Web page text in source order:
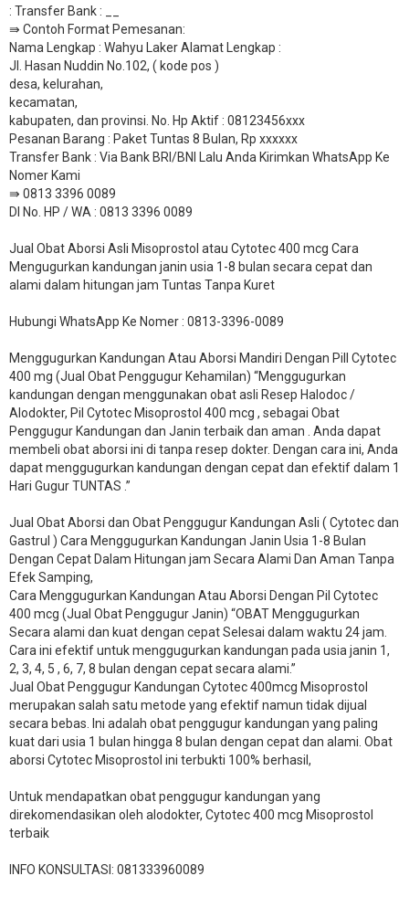
: Transfer Bank : __
​⇛ Contoh Format Pemesanan:
Nama Lengkap : Wahyu Laker Alamat Lengkap :
Jl. Hasan Nuddin No.102, ( kode pos )
desa, kelurahan,
kecamatan,
kabupaten, dan provinsi. No. Hp Aktif : 08123456xxx
Pesanan Barang : Paket Tuntas 8 Bulan, Rp xxxxxx
​Transfer Bank : Via Bank BRI/BNI Lalu Anda Kirimkan WhatsApp Ke
Nomer Kami
⇛ 0813 3396 0089
DI No. HP / WA : 0813 3396 0089
Jual Obat Aborsi Asli Misoprostol atau Cytotec 400 mcg Cara
Mengugurkan kandungan janin usia 1-8 bulan secara cepat dan
alami dalam hitungan jam Tuntas Tanpa Kuret
Hubungi WhatsApp Ke Nomer : 0813-3396-0089​
Menggugurkan Kandungan Atau Aborsi Mandiri Dengan Pill Cytotec
400 mg (Jual Obat Penggugur Kehamilan) “Menggugurkan
kandungan dengan menggunakan obat asli Resep Halodoc /
Alodokter, Pil Cytotec Misoprostol 400 mcg , sebagai Obat
Penggugur Kandungan dan Janin terbaik dan aman . Anda dapat
membeli obat aborsi ini di tanpa resep dokter. Dengan cara ini, Anda
dapat menggugurkan kandungan dengan cepat dan efektif dalam 1
Hari Gugur TUNTAS .”
Jual Obat Aborsi dan Obat Penggugur Kandungan Asli ( Cytotec dan
Gastrul ) Cara Menggugurkan Kandungan Janin Usia 1-8 Bulan
Dengan Cepat Dalam Hitungan jam Secara Alami Dan Aman Tanpa
Efek Samping,
Cara Menggugurkan Kandungan Atau Aborsi Dengan Pil Cytotec
400 mcg (Jual Obat Penggugur Janin) “OBAT Menggugurkan
Secara alami dan kuat dengan cepat Selesai dalam waktu 24 jam.
Cara ini efektif untuk menggugurkan kandungan pada usia janin 1,
2, 3, 4, 5 , 6, 7, 8 bulan dengan cepat secara alami.”
Jual Obat Penggugur Kandungan Cytotec 400mcg Misoprostol
merupakan salah satu metode yang efektif namun tidak dijual
secara bebas. Ini adalah obat penggugur kandungan yang paling
kuat dari usia 1 bulan hingga 8 bulan dengan cepat dan alami. Obat
aborsi Cytotec Misoprostol ini terbukti 100% berhasil,
Untuk mendapatkan obat penggugur kandungan yang
direkomendasikan oleh alodokter, Cytotec 400 mcg Misoprostol
terbaik
INFO KONSULTASI: 081333960089